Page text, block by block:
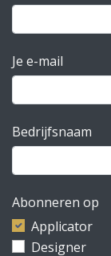
Je e-mail
Bedrijfsnaam
Abonneren op
Applicator
Designer